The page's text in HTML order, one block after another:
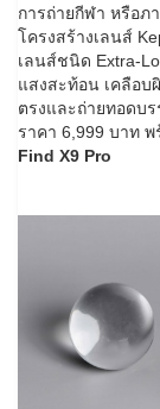
การถ่ายกีฬา หรือภ
โครงสร้างเลนส์
เลนส์ชนิด Extra-
แสงสะท้อน เคลือบ
ตรงและถ่ายทอดบ
ราคา 6,999 บาท
Find X9 Pro